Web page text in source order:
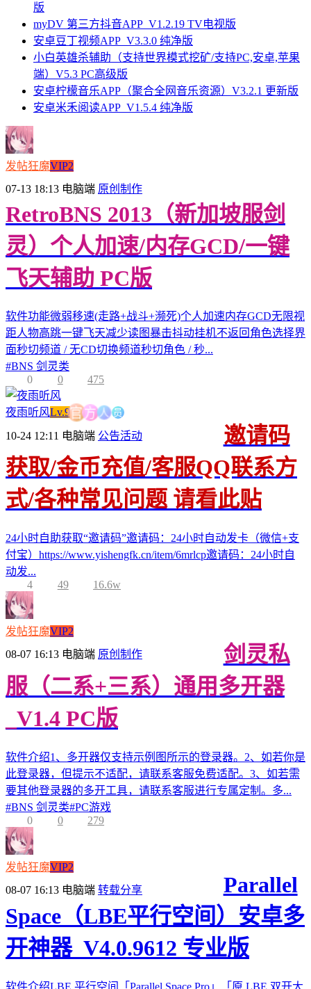
版
myDV 第三方抖音APP_V1.2.19 TV电视版
安卓豆丁视频APP_V3.3.0 纯净版
小白英雄杀辅助（支持世界模式挖矿/支持PC,安卓,苹果
端）V5.3 PC高级版
安卓柠檬音乐APP（聚合全网音乐资源）V3.2.1 更新版
安卓米禾阅读APP_V1.5.4 纯净版
发帖狂魔VIP2
07-13 18:13 电脑端 原创制作
RetroBNS 2013（新加坡服剑
灵）个人加速/内存GCD/一键
飞天辅助 PC版
软件功能微弱移速(走路+战斗+濒死)个人加速内存GCD无限视
距人物高跳一键飞天减少读图暴击抖动挂机不返回角色选择界
面秒切频道 / 无CD切换频道秒切角色 / 秒...
#BNS 剑灵类
0
0 475
夜雨听风Lv.9官 方人员
10-24 12:11 电脑端 公告活动
邀请码
获取/金币充值/客服QQ联系方
式/各种常见问题 请看此贴
24小时自助获取“邀请码”邀请码：24小时自动发卡（微信+支
付宝）https://www.yishengfk.cn/item/6mrlcp邀请码：24小时自
动发...
4
49 16.6w
发帖狂魔VIP2
08-07 16:13 电脑端 原创制作
剑灵私
服（二系+三系）通用多开器
_V1.4 PC版
软件介绍1、多开器仅支持示例图所示的登录器。2、如若你是
此登录器，但提示不适配，请联系客服免费适配。3、如若需
要其他登录器的多开工具，请联系客服进行专属定制。多...
#BNS 剑灵类#PC游戏
0
0 279
发帖狂魔VIP2
08-07 16:13 电脑端 转载分享
Parallel
Space（LBE平行空间）安卓多
开神器_V4.0.9612 专业版
软件介绍LBE 平行空间「Parallel Space Pro」「原 LBE 双开大